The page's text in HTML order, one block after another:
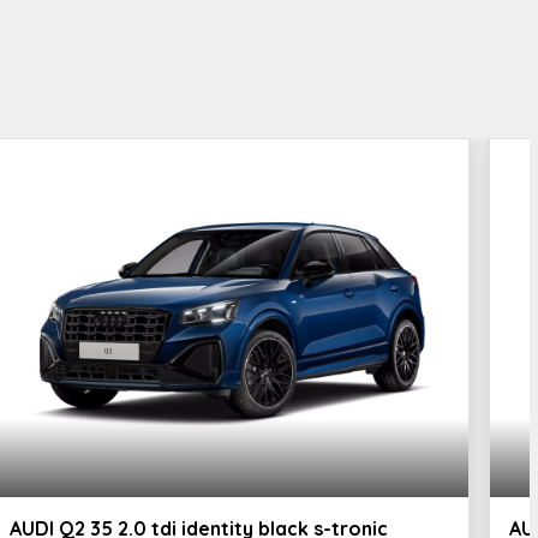
AUDI Q2 35 2.0 tdi identity black s-tronic